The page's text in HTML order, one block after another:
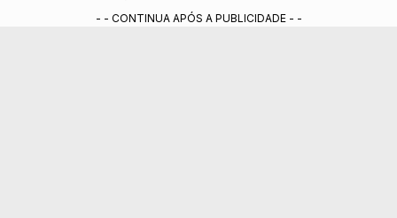
- - CONTINUA APÓS A PUBLICIDADE - -